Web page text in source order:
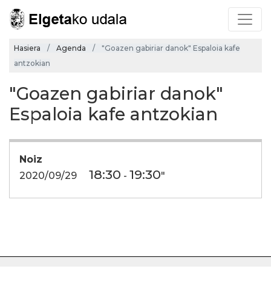
Hasiera Agenda
"Goazen gabiriar danok" Espaloia kafe
antzokian
"Goazen gabiriar danok"
Espaloia kafe antzokian
Noiz
2020/09/29
18:30 - 19:30"